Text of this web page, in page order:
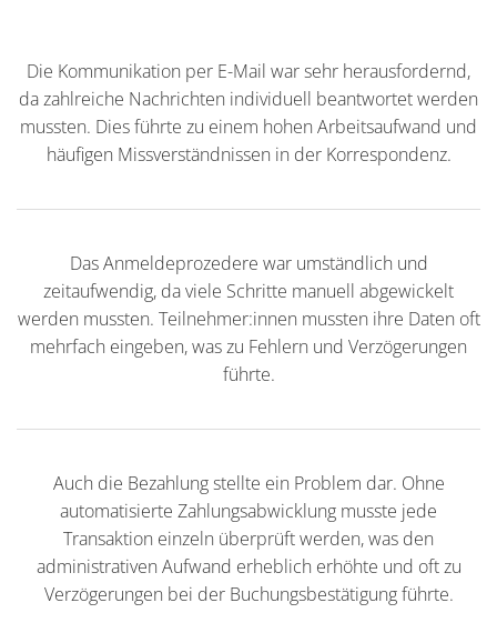
Die Kommunikation per E-Mail war sehr herausfordernd,
da zahlreiche Nachrichten individuell beantwortet werden
mussten. Dies führte zu einem hohen Arbeitsaufwand und
häufigen Missverständnissen in der Korrespondenz.
Das Anmeldeprozedere war umständlich und
zeitaufwendig, da viele Schritte manuell abgewickelt
werden mussten. Teilnehmer:innen mussten ihre Daten oft
mehrfach eingeben, was zu Fehlern und Verzögerungen
führte.
Auch die Bezahlung stellte ein Problem dar. Ohne
automatisierte Zahlungsabwicklung musste jede
Transaktion einzeln überprüft werden, was den
administrativen Aufwand erheblich erhöhte und oft zu
Verzögerungen bei der Buchungsbestätigung führte.